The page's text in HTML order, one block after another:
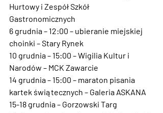
Hurtowy i Zespół Szkół
Gastronomicznych
6 grudnia – 12:00 – ubieranie miejskiej
choinki – Stary Rynek
10 grudnia – 15:00 – Wigilia Kultur i
Narodów – MCK Zawarcie
14 grudnia – 15:00 – maraton pisania
kartek świątecznych – Galeria ASKANA
15-18 grudnia – Gorzowski Targ